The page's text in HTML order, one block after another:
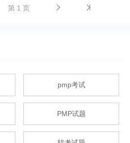
第 1 页
pmp考试
PMP试题